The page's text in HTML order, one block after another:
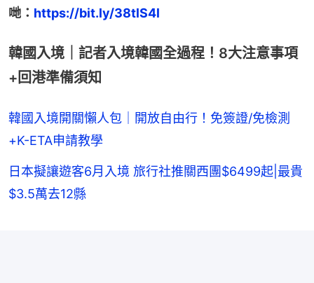
哋： https://bit.ly/38tlS4l
韓國入境｜記者入境韓國全過程！8大注意事項
+回港準備須知
韓國入境開關懶人包｜開放自由行！免簽證/免檢測
+K-ETA申請教學
日本擬讓遊客6月入境 旅行社推關西團$6499起|最貴
$3.5萬去12縣